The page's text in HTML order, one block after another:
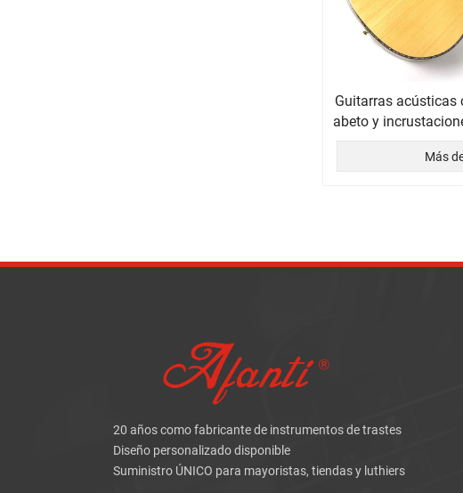
Guitarras acústicas
abeto y
la serie
Más
20 años como fabricante de instrumentos de trastes
Diseño personalizado disponible
Suministro ÚNICO para mayoristas, tiendas y luthiers